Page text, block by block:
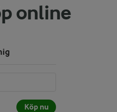
online
Köp nu